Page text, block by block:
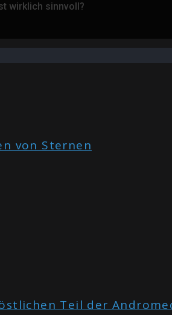
wirklich sinnvoll?